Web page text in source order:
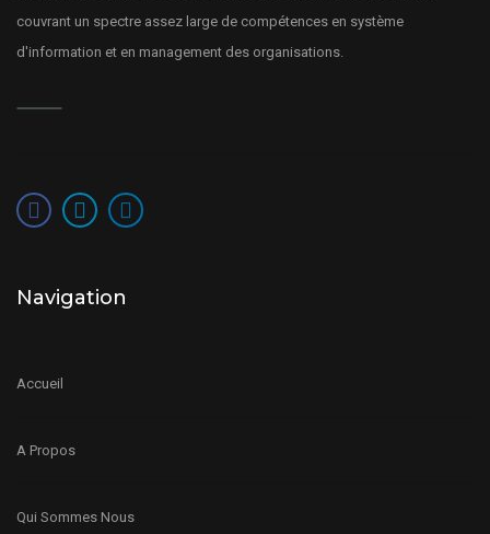
couvrant un spectre assez large de compétences en système
d'information et en management des organisations.
Navigation
Accueil
A Propos
Qui Sommes Nous